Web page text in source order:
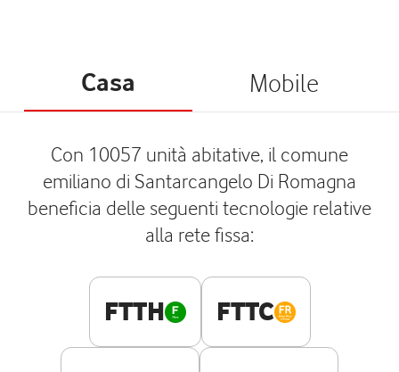
Casa Mobile
Con 10057 unità abitative, il comune
emiliano di Santarcangelo Di Romagna
beneficia delle seguenti tecnologie relative
alla rete fissa:
FTTH FTTC